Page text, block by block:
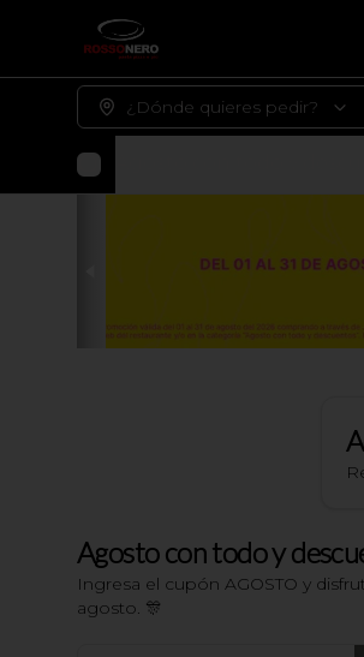
¿Dónde quieres pedir?
Agosto con todo y
Ingresa el cupón AGOSTO y
agosto. 🎊